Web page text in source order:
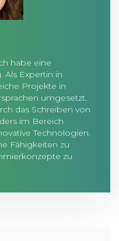
habe eine
Als Expertin in
Projekte in
umgesetzt.
das Schreiben von
im Bereich
Technologien.
Fähigkeiten zu
zu